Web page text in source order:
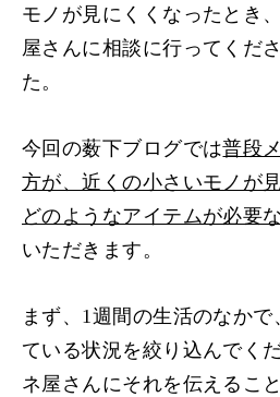
モノが見にくくなったとき
屋さんに相談に行ってくだ
た。
今回の薮下ブログでは普段
方が、近くの小さいモノが
どのようなアイテムが必要
いただきます。
まず、1週間の生活のなか
ている状況を絞り込んでく
ネ屋さんにそれを伝えるこ